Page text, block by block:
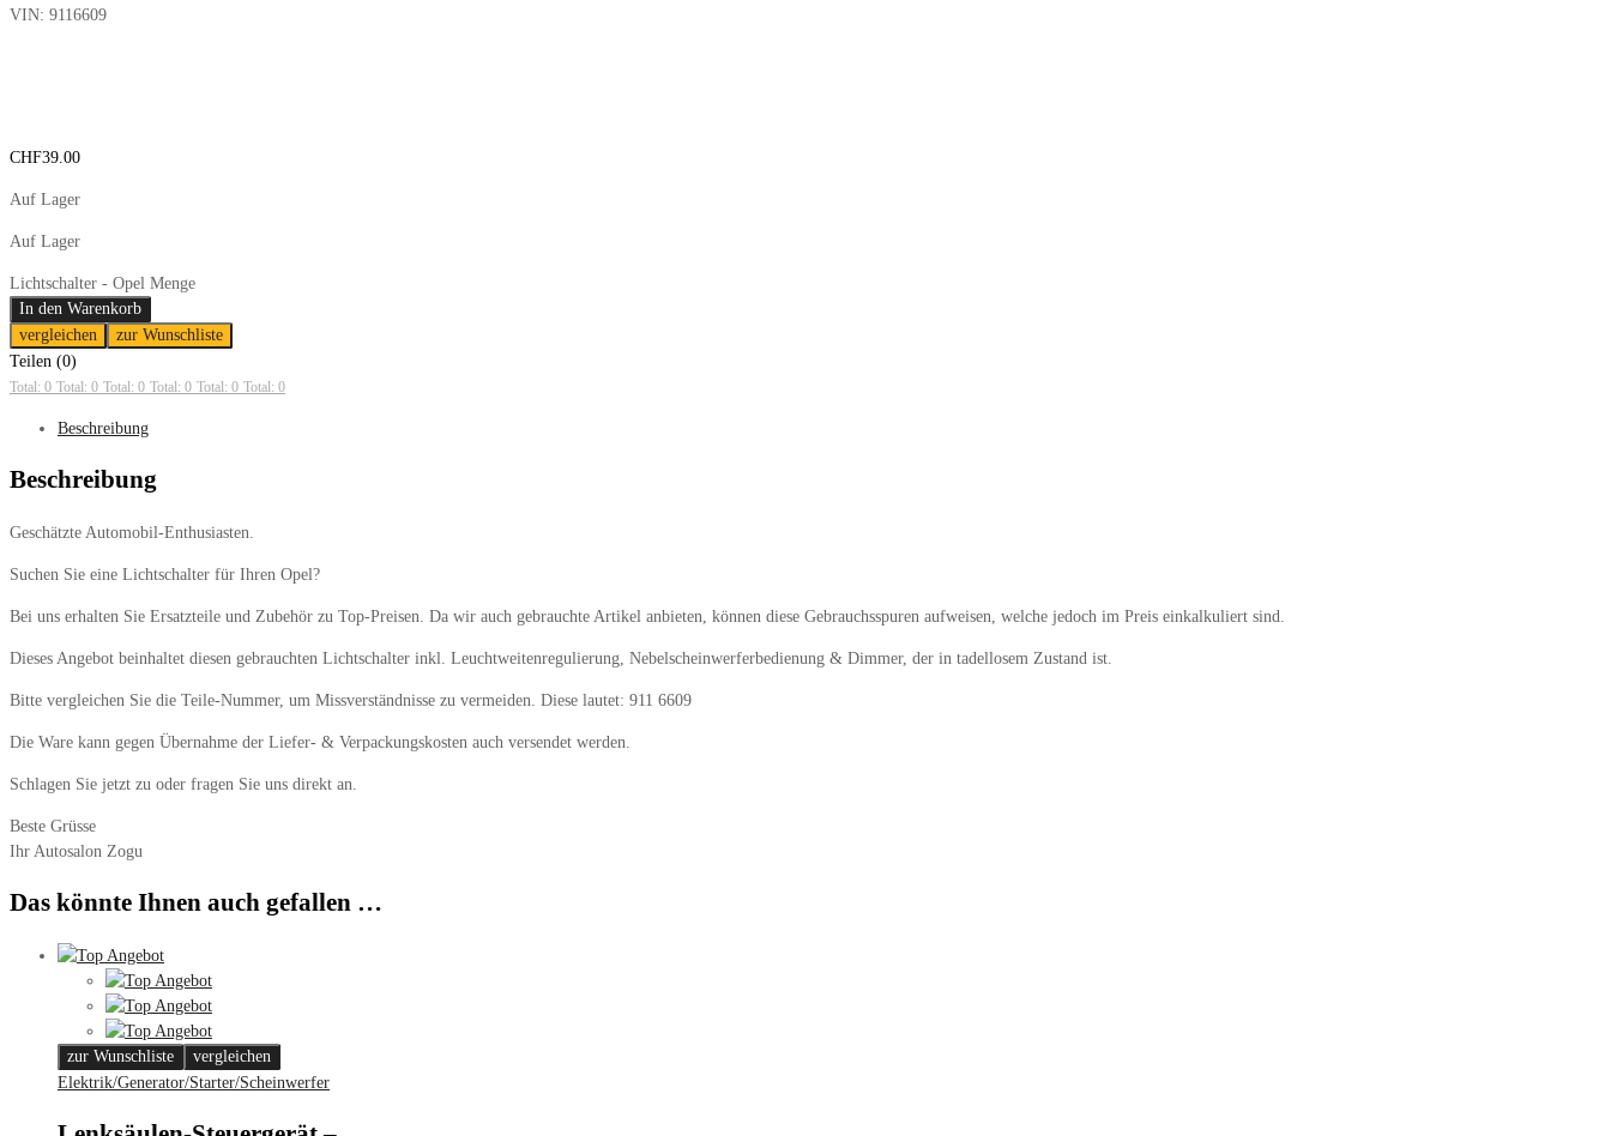
VIN: 9116609
CHF39.00
Auf Lager
Auf Lager
Lichtschalter - Opel Menge
In den Warenkorb
vergleichen
zur Wunschliste
Teilen (0)
Total: 0 Total: 0 Total: 0 Total: 0 Total: 0 Total: 0
Beschreibung
Beschreibung
Geschätzte Automobil-Enthusiasten.
Suchen Sie eine Lichtschalter für Ihren Opel?
Bei uns erhalten Sie Ersatzteile und Zubehör zu Top-Preisen. Da wir auch gebrauchte Artikel anbieten, können diese Gebrauchsspuren aufweisen, welche jedoch im Preis einkalkuliert sind.
Dieses Angebot beinhaltet diesen gebrauchten Lichtschalter inkl. Leuchtweitenregulierung, Nebelscheinwerferbedienung & Dimmer, der in tadellosem Zustand ist.
Bitte vergleichen Sie die Teile-Nummer, um Missverständnisse zu vermeiden. Diese lautet: 911 6609
Die Ware kann gegen Übernahme der Liefer- & Verpackungskosten auch versendet werden.
Schlagen Sie jetzt zu oder fragen Sie uns direkt an.
Beste Grüsse
Ihr Autosalon Zogu
Das könnte Ihnen auch gefallen …
zur Wunschliste
vergleichen
Elektrik/Generator/Starter/Scheinwerfer